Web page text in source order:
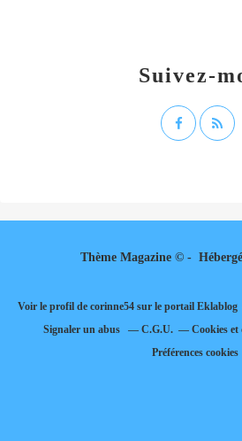
Suivez-
Thème Magazine © -
Voir le profil de corinne54sur le portail Eklablog
Signaler un abus
C.G.U.
Cookies et
Préférences cookies